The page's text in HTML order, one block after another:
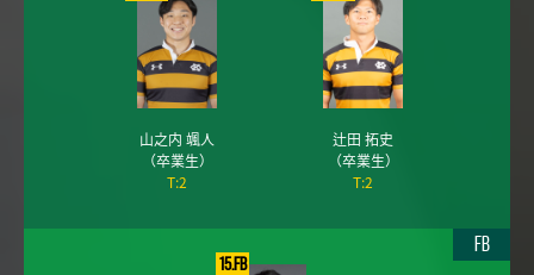
山之内 颯人
（卒業生）
T:2
辻田 拓史
（卒業生）
T:2
15.FB
FB